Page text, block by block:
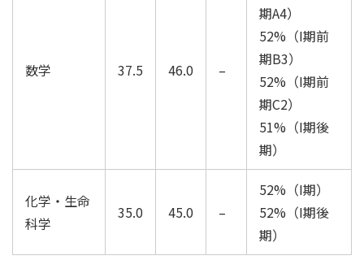
数学 37.5 46.0 –
期A4）
52%（I期前
期B3）
52%（I期前
期C2）
51%（I期後
期）
化学・生命
科学
35.0 45.0 –
52%（I期）
52%（I期後
期）